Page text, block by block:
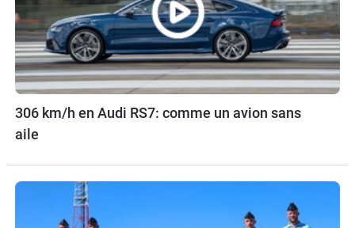
306 km/h en Audi RS7: comme un avion sans
aile